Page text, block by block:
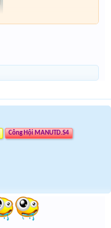
Công Hội MANUTD.S4